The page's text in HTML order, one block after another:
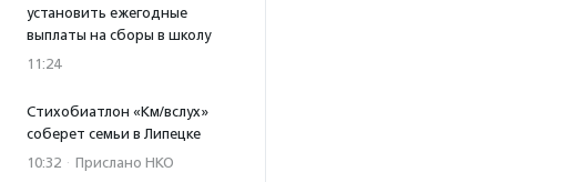
установить ежегодные
выплаты на сборы в школу
11:24
Стихобиатлон «Км/вслух»
соберет семьи в Липецке
10:32 · Прислано НКО